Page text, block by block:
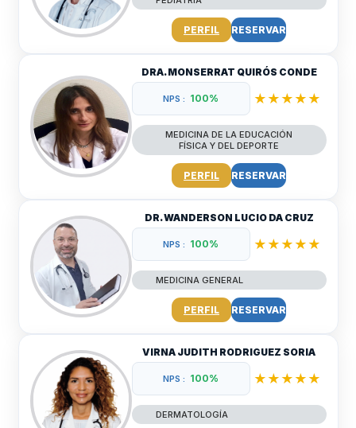
PERFIL RESERVAR
DRA. MONSERRAT QUIRÓS CONDE
NPS : 100% ★★★★★
MEDICINA DE LA EDUCACIÓN
FÍSICA Y DEL DEPORTE
PERFIL RESERVAR
DR. WANDERSON LUCIO DA CRUZ
NPS : 100% ★★★★★
MEDICINA GENERAL
PERFIL RESERVAR
VIRNA JUDITH RODRIGUEZ SORIA
NPS : 100% ★★★★★
DERMATOLOGÍA